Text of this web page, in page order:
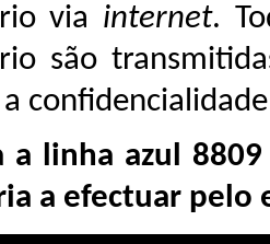
via internet.
são
a linha azul
a efectuar pelo